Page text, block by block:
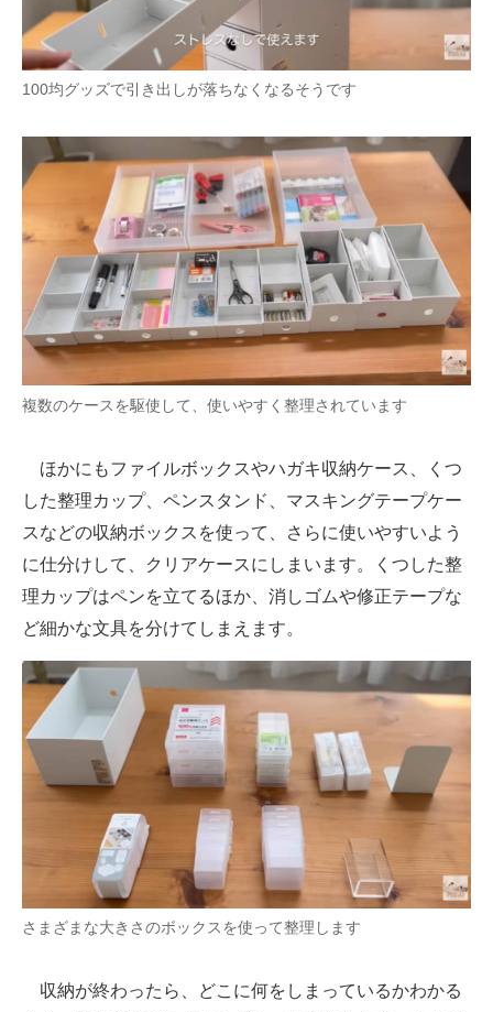
100均グッズで引き出しが落ちなくなるそうです
複数のケースを駆使して、使いやすく整理されています
ほかにもファイルボックスやハガキ収納ケース、くつ
した整理カップ、ペンスタンド、マスキングテープケー
スなどの収納ボックスを使って、さらに使いやすいよう
に仕分けして、クリアケースにしまいます。くつした整
理カップはペンを立てるほか、消しゴムや修正テープな
ど細かな文具を分けてしまえます。
さまざまな大きさのボックスを使って整理します
収納が終わったら、どこに何をしまっているかわかる